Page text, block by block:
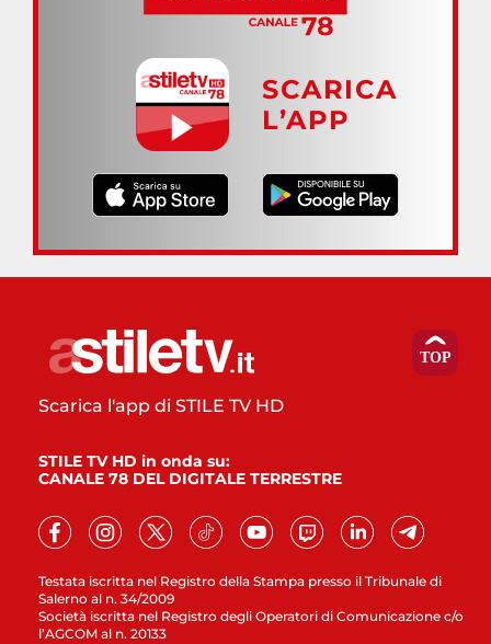
SCARICA
L’APP
Testata iscritta nel Registro della Stampa presso il Tribunale di
Salerno al n. 34/2009
Società iscritta nel Registro degli Operatori di Comunicazione c/o
l’AGCOM al n. 20133
Scarica l'app di STILE TV HD
STILE TV HD in onda su:
CANALE 78 DEL DIGITALE TERRESTRE